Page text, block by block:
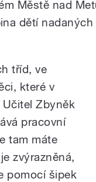
Městě nad
dětí
tříd, ve
které v
Zbyněk
pracovní
tam máte
zvýrazněná,
pomocí šipek